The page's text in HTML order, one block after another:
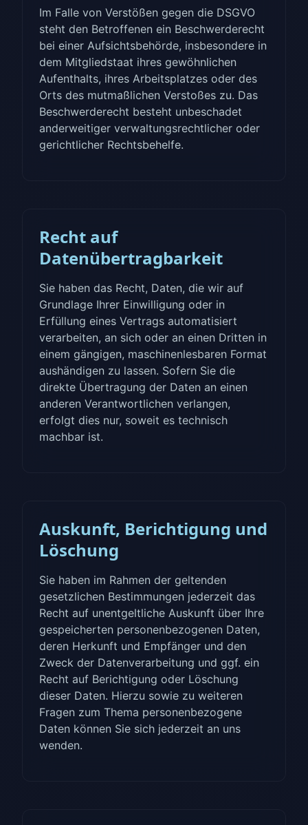
Im Falle von Verstößen gegen die DSGVO
steht den Betroffenen ein Beschwerderecht
bei einer Aufsichtsbehörde, insbesondere in
dem Mitgliedstaat ihres gewöhnlichen
Aufenthalts, ihres Arbeitsplatzes oder des
Orts des mutmaßlichen Verstoßes zu. Das
Beschwerderecht besteht unbeschadet
anderweitiger verwaltungsrechtlicher oder
gerichtlicher Rechtsbehelfe.
Recht auf
Datenübertragbarkeit
Sie haben das Recht, Daten, die wir auf
Grundlage Ihrer Einwilligung oder in
Erfüllung eines Vertrags automatisiert
verarbeiten, an sich oder an einen Dritten in
einem gängigen, maschinenlesbaren Format
aushändigen zu lassen. Sofern Sie die
direkte Übertragung der Daten an einen
anderen Verantwortlichen verlangen,
erfolgt dies nur, soweit es technisch
machbar ist.
Auskunft, Berichtigung und
Löschung
Sie haben im Rahmen der geltenden
gesetzlichen Bestimmungen jederzeit das
Recht auf unentgeltliche Auskunft über Ihre
gespeicherten personenbezogenen Daten,
deren Herkunft und Empfänger und den
Zweck der Datenverarbeitung und ggf. ein
Recht auf Berichtigung oder Löschung
dieser Daten. Hierzu sowie zu weiteren
Fragen zum Thema personenbezogene
Daten können Sie sich jederzeit an uns
wenden.